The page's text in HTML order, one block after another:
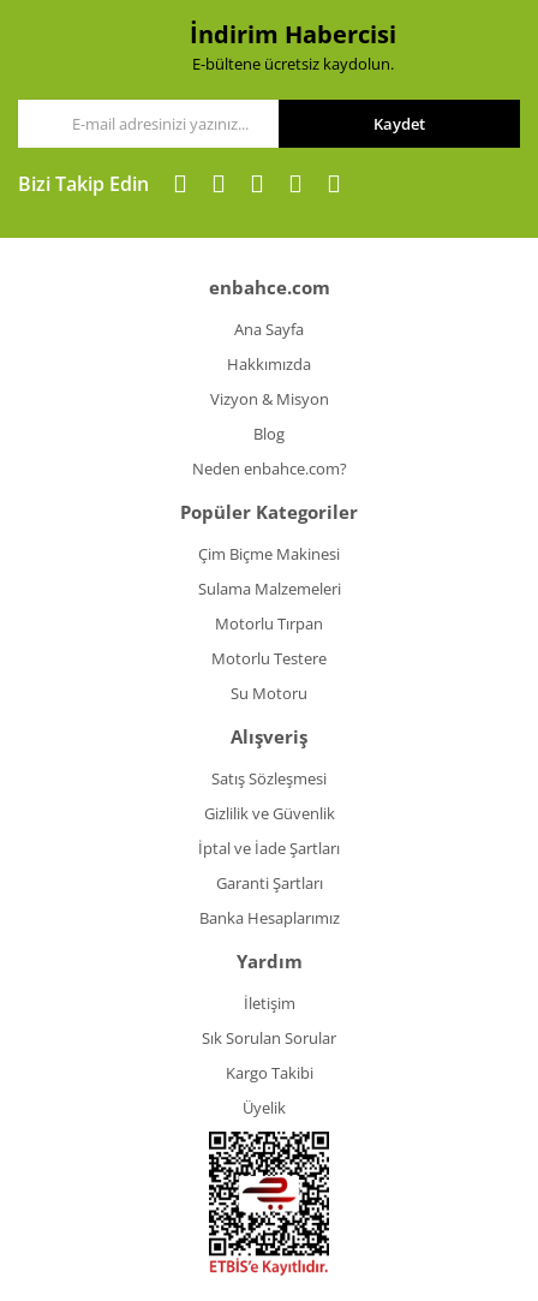
İndirim Habercisi
E-bültene ücretsiz kaydolun.
Kaydet
Bizi Takip Edin
enbahce.com
Ana Sayfa
Hakkımızda
Vizyon & Misyon
Blog
Neden enbahce.com?
Popüler Kategoriler
Çim Biçme Makinesi
Sulama Malzemeleri
Motorlu Tırpan
Motorlu Testere
Su Motoru
Alışveriş
Satış Sözleşmesi
Gizlilik ve Güvenlik
İptal ve İade Şartları
Garanti Şartları
Banka Hesaplarımız
Yardım
İletişim
Sık Sorulan Sorular
Kargo Takibi
Üyelik